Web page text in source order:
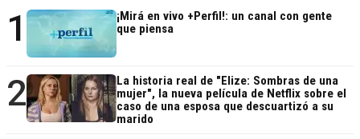
1
¡Mirá en vivo +Perfil!: un canal con gente
que piensa
2
La historia real de "Elize: Sombras de una
mujer", la nueva película de Netflix sobre el
caso de una esposa que descuartizó a su
marido